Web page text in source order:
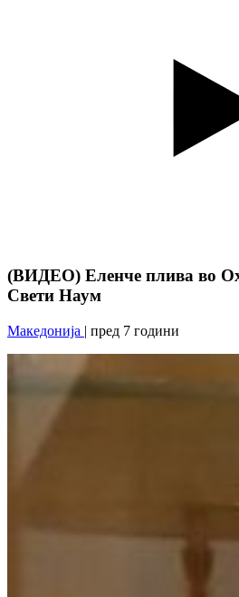
(ВИДЕО) Еленче плива во
Свети Наум
Македонија | пред 7 години